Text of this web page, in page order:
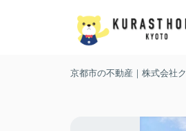
京都市の不動産｜株式会社